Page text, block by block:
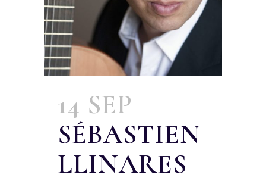
14 SEP
SÉBASTIEN
LLINARES